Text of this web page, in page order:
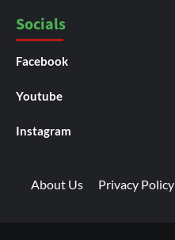
Socials
Facebook
Youtube
Instagram
About Us Privacy Policy